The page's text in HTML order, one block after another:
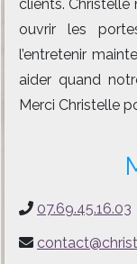
clients. Christelle
ouvrir les
l’entretenir
aider quand
Merci Christelle
07.69.45.16.03